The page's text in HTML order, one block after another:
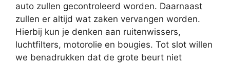
auto zullen gecontroleerd worden. Daarnaast
zullen er altijd wat zaken vervangen worden.
Hierbij kun je denken aan ruitenwissers,
luchtfilters, motorolie en bougies. Tot slot willen
we benadrukken dat de grote beurt niet